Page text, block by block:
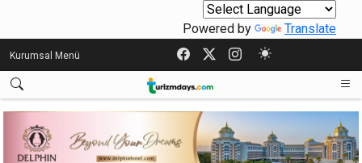
Powered by Translate
Kurumsal Menü